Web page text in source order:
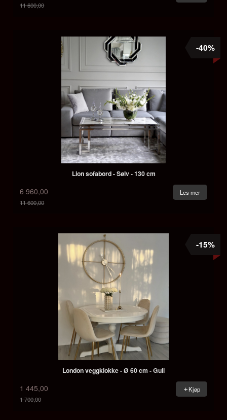
11 600,00
Lion sofabord - Sølv - 130 cm
6 960,00
11 600,00
-40%
Les mer
London veggklokke - Ø 60 cm - Gull
1 445,00
1 700,00
-15%
Kjøp